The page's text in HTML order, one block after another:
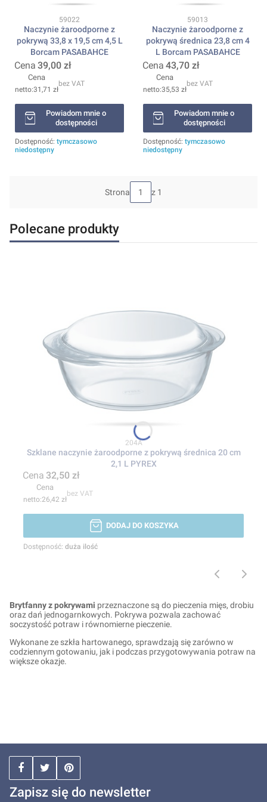
Kod produktu
59022
Naczynie żaroodporne z
pokrywą 33,8 x 19,5 cm 4,5 L
Borcam PASABAHCE
Cena 39,00 zł
Cena
31,71 zł
bez VAT
Powiadom mnie o
dostępności
Dostępność: tymczasowo
niedostępny
Kod produktu
59013
Naczynie żaroodporne z
pokrywą średnica 23,8 cm 4
L Borcam PASABAHCE
Cena 43,70 zł
Cena
35,53 zł
bez VAT
Powiadom mnie o
dostępności
Dostępność: tymczasowo
niedostępny
Strona z 1
Polecane produkty
Kod produktu
204A
Szklane naczynie żaroodporne z pokrywą średnica 20 cm
2,1 L PYREX
Cena 32,50 zł
Cena
26,42 zł
bez VAT
DODAJ DO KOSZYKA
Dostępność: duża ilość
Brytfanny z pokrywami przeznaczone są do pieczenia mięs, drobiu
oraz dań jednogarnkowych. Pokrywa pozwala zachować
soczystość potraw i równomierne pieczenie.
Wykonane ze szkła hartowanego, sprawdzają się zarówno w
codziennym gotowaniu, jak i podczas przygotowywania potraw na
większe okazje.
Zapisz się do newsletter